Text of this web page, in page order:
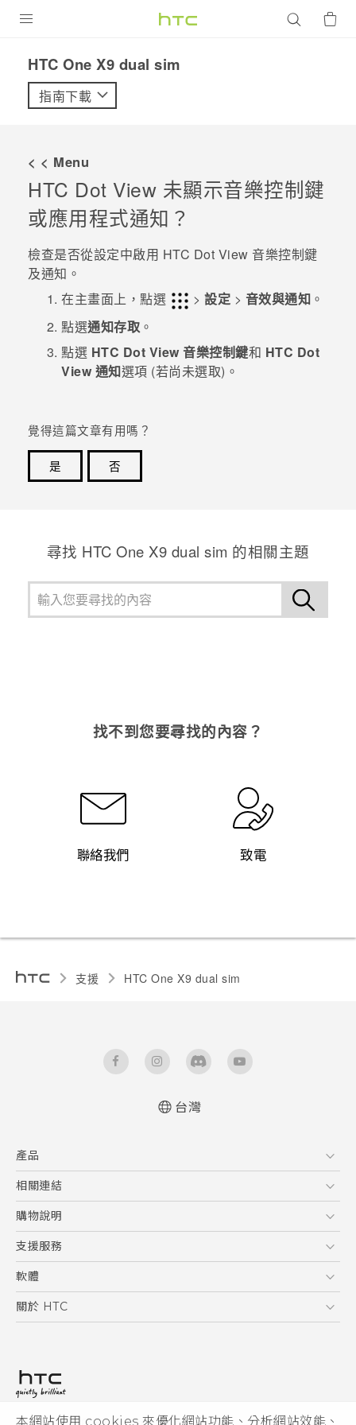
本網站使用 cookies 來優化網站功能、分析網站效能、
VIVE
VIVERSE
優惠專區
焦點訊息
銷售門市
銷售通路
VIVELAND
HTC One X9 dual sim‎
指南下載
< < Menu
HTC Dot View 未顯示音樂控制鍵
或應用程式通知？
檢查是否從設定中啟用 HTC Dot View 音樂控制鍵
及通知。
在主畫面上，點選 > 設定 > 音效與通知 。
點選通知存取 。
點選 HTC Dot View 音樂控制鍵和 HTC Dot
View 通知選項 (若尚未選取)。
覺得這篇文章有用嗎？
是
否
尋找 HTC One X9 dual sim 的相關主題
找不到您要尋找的內容？
聯絡我們 致電
支援 HTC One X9 dual sim‎
台灣
產品
5G
智慧型手機
配件
相關連結
HTC Research
購物說明
購物須知
訂單管理
付款方式
支援服務
到府收送維修服務
服務中心資訊
客戶服務佈告欄
軟體
應用程式
HTC Sync Manager
關於 HTC
投資人